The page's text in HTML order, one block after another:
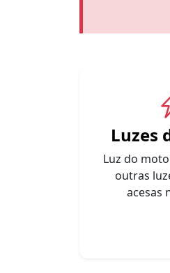
Luzes
Luz do
outras
acesas